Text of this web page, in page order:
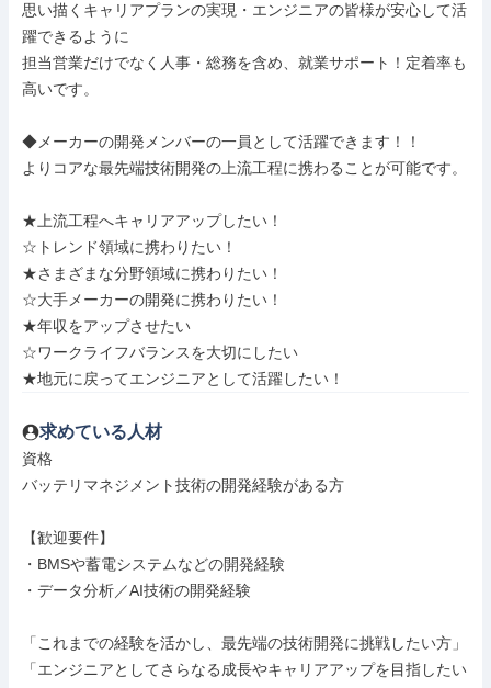
思い描くキャリアプランの実現・エンジニアの皆様が安心して活
躍できるように
担当営業だけでなく人事・総務を含め、就業サポート！定着率も
高いです。
◆メーカーの開発メンバーの一員として活躍できます！！
よりコアな最先端技術開発の上流工程に携わることが可能です。
★上流工程へキャリアアップしたい！
☆トレンド領域に携わりたい！
★さまざまな分野領域に携わりたい！
☆大手メーカーの開発に携わりたい！
★年収をアップさせたい
☆ワークライフバランスを大切にしたい
★地元に戻ってエンジニアとして活躍したい！
求めている人材
資格
バッテリマネジメント技術の開発経験がある方
【歓迎要件】
・BMSや蓄電システムなどの開発経験
・データ分析／AI技術の開発経験
「これまでの経験を活かし、最先端の技術開発に挑戦したい方」
「エンジニアとしてさらなる成長やキャリアアップを目指したい